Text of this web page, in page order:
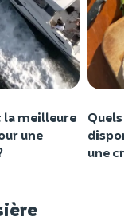
la meilleure
une
Quels
une